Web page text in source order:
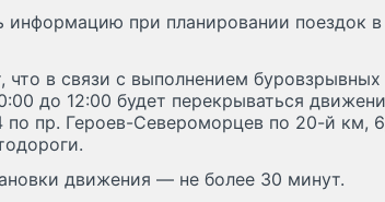
информацию при планировании поездок
что в связи с выполнением
до 12:00 будет перекрываться
по пр. Героев-Североморцев по 20-й км,
движения — не более 30 минут.